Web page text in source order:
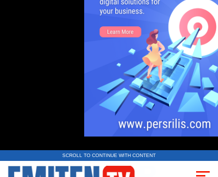
SCROLL TO CONTINUE WITH CONTENT